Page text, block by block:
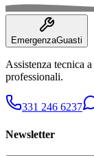
EmergenzaGuasti
Assistenza tecnica
professionali.
331 246 6237
Newsletter